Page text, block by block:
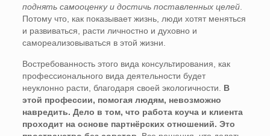
поднять самооценку и достичь поставленных целей.
Потому что, как показывает жизнь, люди хотят меняться
и развиваться, расти личностно и духовно и
самореализовываться в этой жизни.
Востребованность этого вида консультирования, как
профессионального вида деятельности будет
неуклонно расти, благодаря своей экологичности. В
этой профессии, помогая людям, невозможно
навредить. Дело в том, что работа коуча и клиента
проходит на основе партнёрских отношений. Это